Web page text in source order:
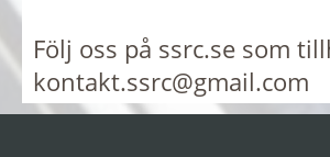
Följ oss på ssrc.se som
kontakt.ssrc@gmail.com